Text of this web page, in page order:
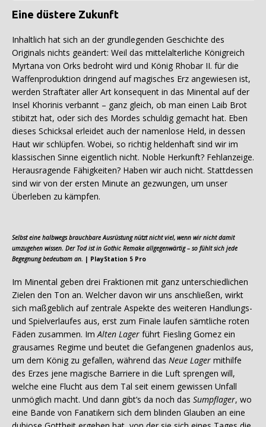
Eine düstere Zukunft
Inhaltlich hat sich an der grundlegenden Geschichte des
Originals nichts geändert: Weil das mittelalterliche Königreich
Myrtana von Orks bedroht wird und König Rhobar II. für die
Waffenproduktion dringend auf magisches Erz angewiesen ist,
werden Straftäter aller Art konsequent in das Minental auf der
Insel Khorinis verbannt – ganz gleich, ob man einen Laib Brot
stibitzt hat, oder sich des Mordes schuldig gemacht hat. Eben
dieses Schicksal erleidet auch der namenlose Held, in dessen
Haut wir schlüpfen. Wobei, so richtig heldenhaft sind wir im
klassischen Sinne eigentlich nicht. Noble Herkunft? Fehlanzeige.
Herausragende Fähigkeiten? Haben wir auch nicht. Stattdessen
sind wir von der ersten Minute an gezwungen, um unser
Überleben zu kämpfen.
Selbst eine halbwegs brauchbare Ausrüstung nützt nicht viel, wenn wir nicht damit
umzugehen wissen. Der Tod ist in Gothic Remake allgegenwärtig – so fühlt sich jede
Begegnung bedeutsam an. | PlayStation 5 Pro
Im Minental geben drei Fraktionen mit ganz unterschiedlichen
Zielen den Ton an. Welcher davon wir uns anschließen, wirkt
sich maßgeblich auf zentrale Aspekte des weiteren Handlungs-
und Spielverlaufes aus, erst zum Finale laufen sämtliche roten
Fäden zusammen. ImAlten Lager führt Fiesling Gomez ein
grausames Regime und beutet die Gefangenen gnadenlos aus,
um dem König zu gefallen, während das Neue Lager mithilfe
des Erzes jene magische Barriere in die Luft sprengen will,
welche eine Flucht aus dem Tal seit einem gewissen Unfall
unmöglich macht. Und dann gibt’s da noch das Sumpflager, wo
eine Bande von Fanatikern sich dem blinden Glauben an eine